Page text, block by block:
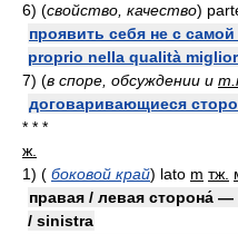
6) (свойство, качество)
проявить себя не с
proprio nella qualità
7) (в споре, обсуждении и
договаривающиеся
* * *
ж.
1) ( боковой край) lato m тж.
правая / левая сторона́
/ sinistra